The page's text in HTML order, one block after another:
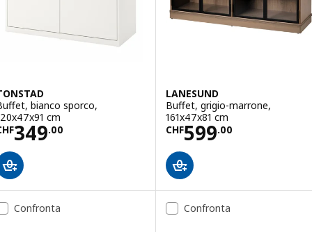
bianco sporco,
cm
349.00CHF 349.00
LANESUND
Buffet, grigio-marrone,
161x47x81 cm
CHF599.00
Prezzo CHF
Confronta Confronta